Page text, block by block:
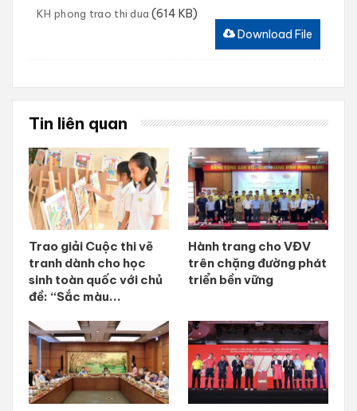
KH phong trao thi dua (614 KB)
Download File
Tin liên quan
Trao giải Cuộc thi vẽ
tranh dành cho học
sinh toàn quốc với chủ
đề: “Sắc màu...
Hành trang cho VĐV
trên chặng đường phát
triển bền vững